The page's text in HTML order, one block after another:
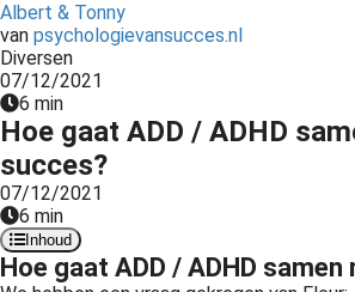
Albert & Tonny
van psychologievansucces.nl
Diversen
07/12/2021
6 min
Hoe gaat ADD / ADHD
succes?
07/12/2021
6 min
Inhoud
Hoe gaat ADD / ADHD